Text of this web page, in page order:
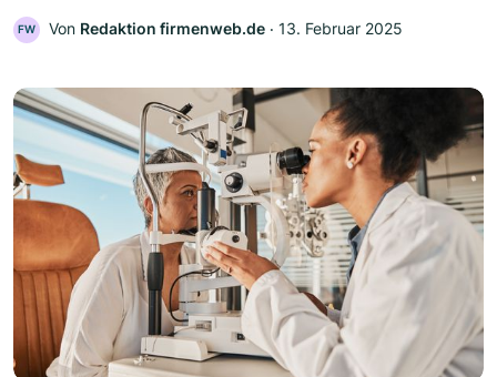
FW Von Redaktion firmenweb.de ‧ 13. Februar 2025